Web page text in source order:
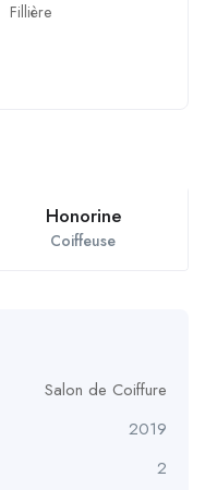
Fillière
Honorine
Coiffeuse
Salon de Coiffure
2019
2